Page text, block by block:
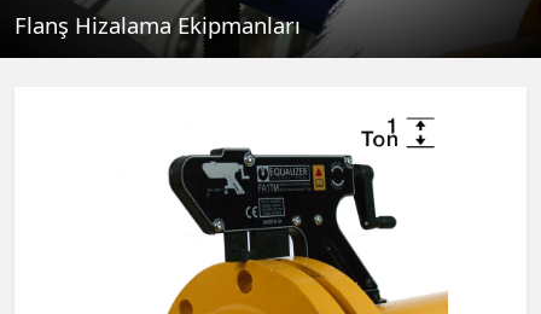
Flanş Hizalama Ekipmanları